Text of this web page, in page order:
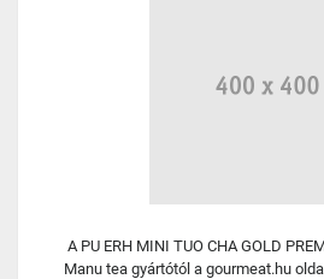
A PU ERH MINI TUO CHA GOLD
Manu tea gyártótól a gourmeat.hu